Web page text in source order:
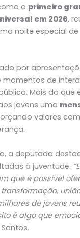
o primeiro
em 2026,
noite especial de
por
momentos de
Mais do que
jovens uma
valores
a deputada
à juventude.
que é possível
de jovens
é algo que